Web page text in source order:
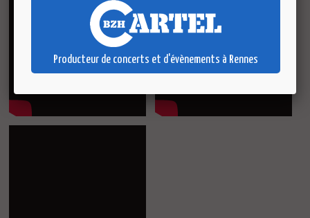
Producteur de concerts et d'évènements à Rennes